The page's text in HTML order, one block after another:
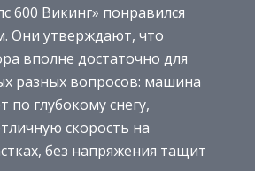
600 Викинг» понравился
Они утверждают, что
вполне достаточно для
разных вопросов: машина
по глубокому снегу,
скорость на
без напряжения тащит